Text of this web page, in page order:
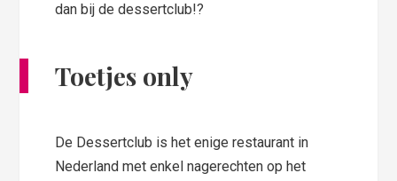
dan bij de dessertclub!?
Toetjes only
De Dessertclub is het enige restaurant in
Nederland met enkel nagerechten op het